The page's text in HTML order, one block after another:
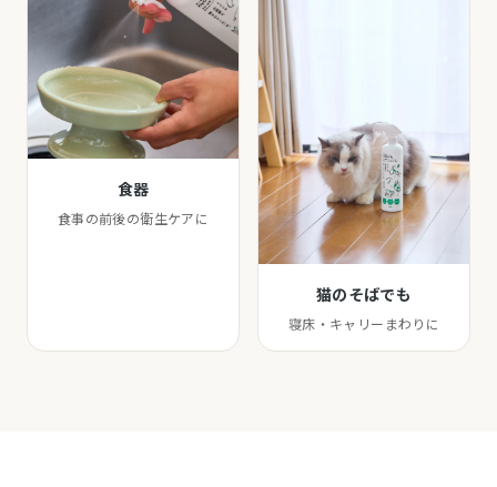
食器
食事の前後の衛生ケアに
猫のそばでも
寝床・キャリーまわりに